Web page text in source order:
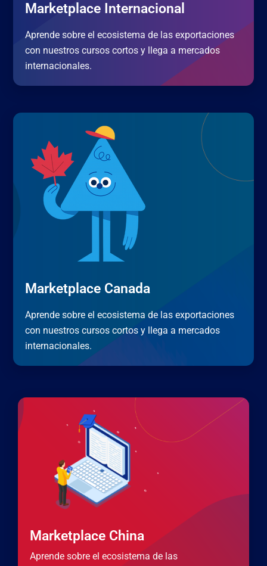
Marketplace Internacional
Aprende sobre el ecosistema de las exportaciones
con nuestros cursos cortos y llega a mercados
internacionales.
Marketplace Canada
Aprende sobre el ecosistema de las exportaciones
con nuestros cursos cortos y llega a mercados
internacionales.
Marketplace China
Aprende sobre el ecosistema de las